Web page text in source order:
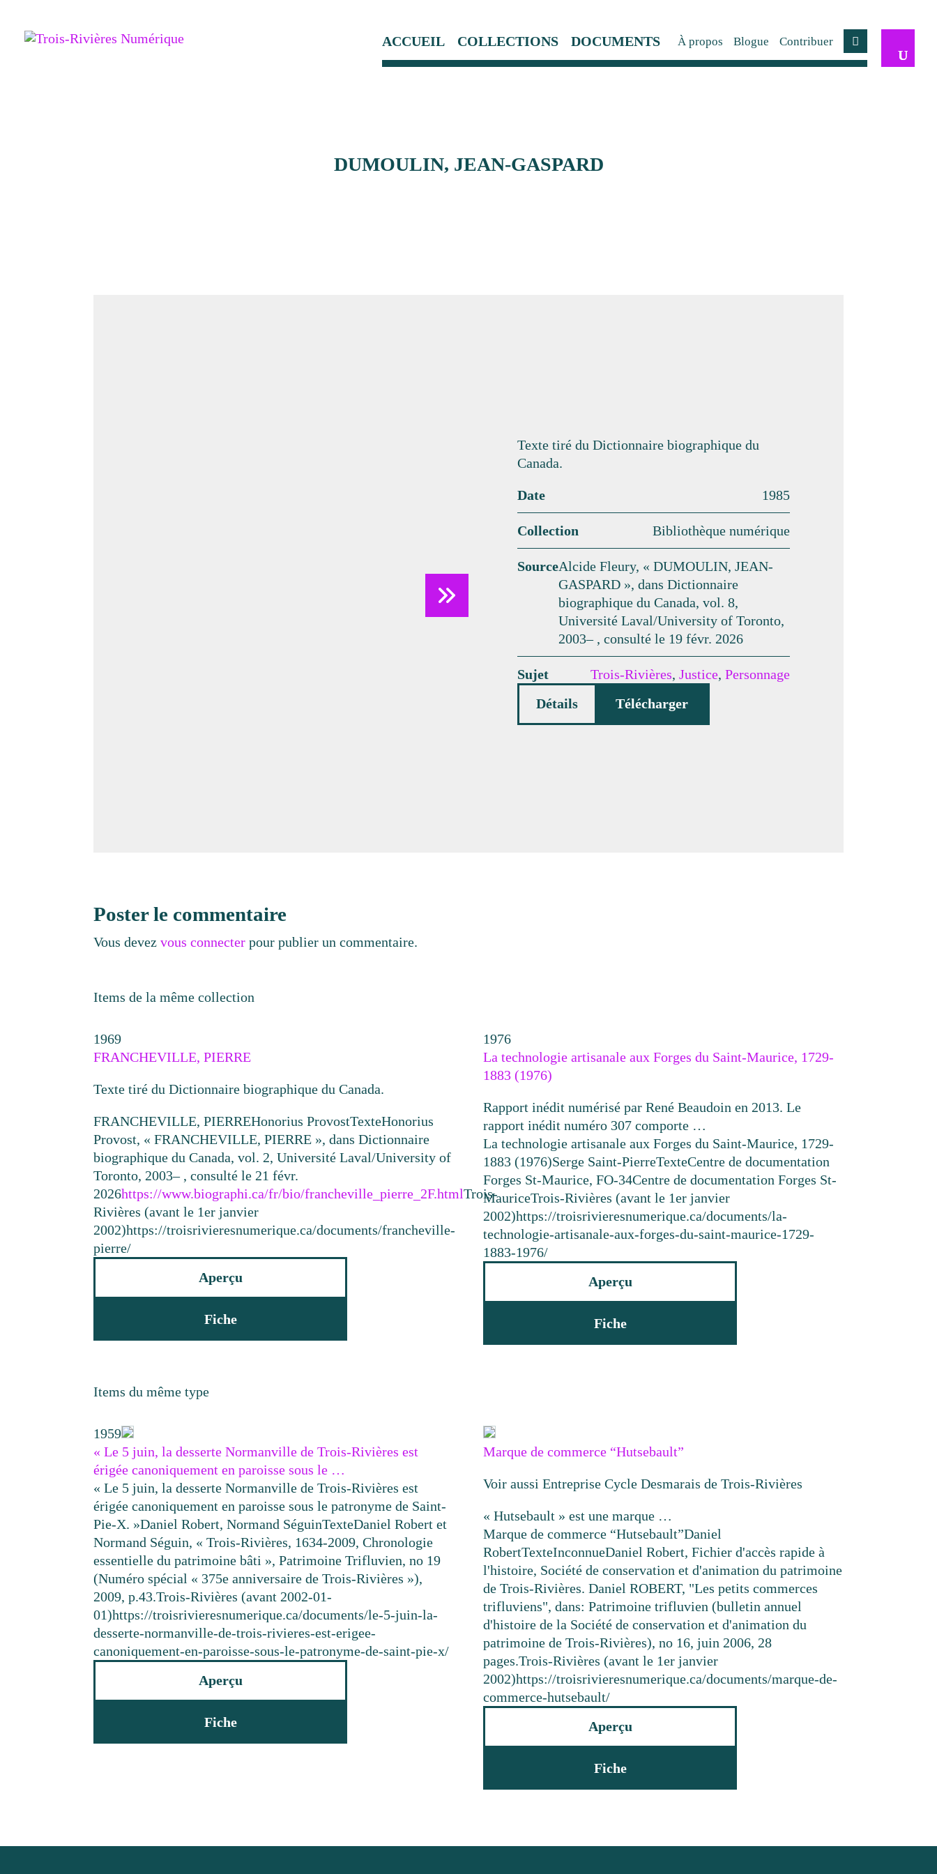
ACCUEIL COLLECTIONS DOCUMENTS À propos Blogue Contribuer Compte
DUMOULIN, JEAN-GASPARD
Texte tiré du Dictionnaire biographique du
Canada.
Date 1985
Collection Bibliothèque numérique
SourceAlcide Fleury, « DUMOULIN, JEAN-
GASPARD », dans Dictionnaire
biographique du Canada, vol. 8,
Université Laval/University of Toronto,
2003– , consulté le 19 févr. 2026
Sujet Trois-Rivières, Justice, Personnage
Détails
Télécharger
Poster le commentaire
Vous devezvous connecter pour publier un commentaire.
Items de la même collection
1969
FRANCHEVILLE, PIERRE
Texte tiré du Dictionnaire biographique du Canada.
FRANCHEVILLE, PIERREHonorius ProvostTexteHonorius
Provost, « FRANCHEVILLE, PIERRE », dans Dictionnaire
biographique du Canada, vol. 2, Université Laval/University of
Toronto, 2003– , consulté le 21 févr.
2026https://www.biographi.ca/fr/bio/francheville_pierre_2F.htmlTrois-
Rivières (avant le 1er janvier
2002)https://troisrivieresnumerique.ca/documents/francheville-
pierre/
Aperçu
Fiche
1976
La technologie artisanale aux Forges du Saint-Maurice, 1729-
1883 (1976)
Rapport inédit numérisé par René Beaudoin en 2013. Le
rapport inédit numéro 307 comporte …
La technologie artisanale aux Forges du Saint-Maurice, 1729-
1883 (1976)Serge Saint-PierreTexteCentre de documentation
Forges St-Maurice, FO-34Centre de documentation Forges St-
MauriceTrois-Rivières (avant le 1er janvier
2002)https://troisrivieresnumerique.ca/documents/la-
technologie-artisanale-aux-forges-du-saint-maurice-1729-
1883-1976/
Aperçu
Fiche
Items du même type
1959
« Le 5 juin, la desserte Normanville de Trois-Rivières est
érigée canoniquement en paroisse sous le …
« Le 5 juin, la desserte Normanville de Trois-Rivières est
érigée canoniquement en paroisse sous le patronyme de Saint-
Pie-X. »Daniel Robert, Normand SéguinTexteDaniel Robert et
Normand Séguin, « Trois-Rivières, 1634-2009, Chronologie
essentielle du patrimoine bâti », Patrimoine Trifluvien, no 19
(Numéro spécial « 375e anniversaire de Trois-Rivières »),
2009, p.43.Trois-Rivières (avant 2002-01-
01)https://troisrivieresnumerique.ca/documents/le-5-juin-la-
desserte-normanville-de-trois-rivieres-est-erigee-
canoniquement-en-paroisse-sous-le-patronyme-de-saint-pie-x/
Aperçu
Fiche
Marque de commerce “Hutsebault”
Voir aussi Entreprise Cycle Desmarais de Trois-Rivières
« Hutsebault » est une marque …
Marque de commerce “Hutsebault”Daniel
RobertTexteInconnueDaniel Robert, Fichier d'accès rapide à
l'histoire, Société de conservation et d'animation du patrimoine
de Trois-Rivières. Daniel ROBERT, "Les petits commerces
trifluviens", dans: Patrimoine trifluvien (bulletin annuel
d'histoire de la Société de conservation et d'animation du
patrimoine de Trois-Rivières), no 16, juin 2006, 28
pages.Trois-Rivières (avant le 1er janvier
2002)https://troisrivieresnumerique.ca/documents/marque-de-
commerce-hutsebault/
Aperçu
Fiche